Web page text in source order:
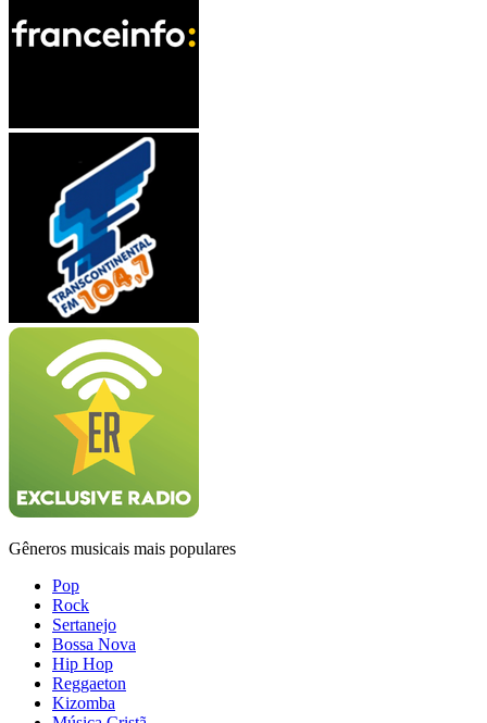
Gêneros musicais mais populares
Pop
Rock
Sertanejo
Bossa Nova
Hip Hop
Reggaeton
Kizomba